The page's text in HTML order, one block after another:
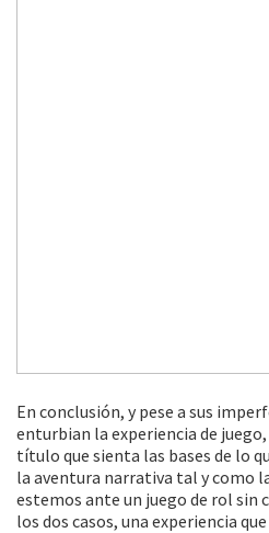
En conclusión, y pese a sus
enturbian la experiencia de
título que sienta las bases de lo
la aventura narrativa tal y como
estemos ante un juego de rol sin
los dos casos, una experiencia